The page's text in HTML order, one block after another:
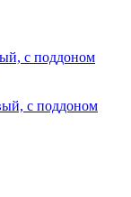
с поддоном